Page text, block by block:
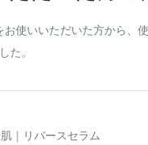
使いいただいた方から、
た。
｜リバースセラム